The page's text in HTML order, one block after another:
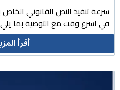
سرعة تنفيذ النص القانوني الخاص
في اسرع وقت مع التوصية بما
أقرأ